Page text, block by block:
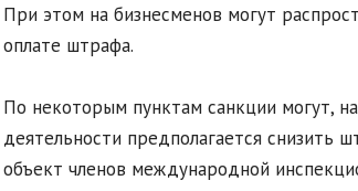
При этом на бизнесменов могут
оплате штрафа.
По некоторым пунктам санкции могут,
деятельности предполагается снизить
объект членов международной